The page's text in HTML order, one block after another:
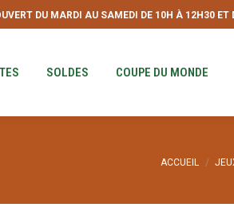
DU MARDI AU SAMEDI DE 10H À 12H30
SOLDES COUPE DU MONDE
Vous êtes ici
ACCUEIL
LISTES SOLDES COUPE DU